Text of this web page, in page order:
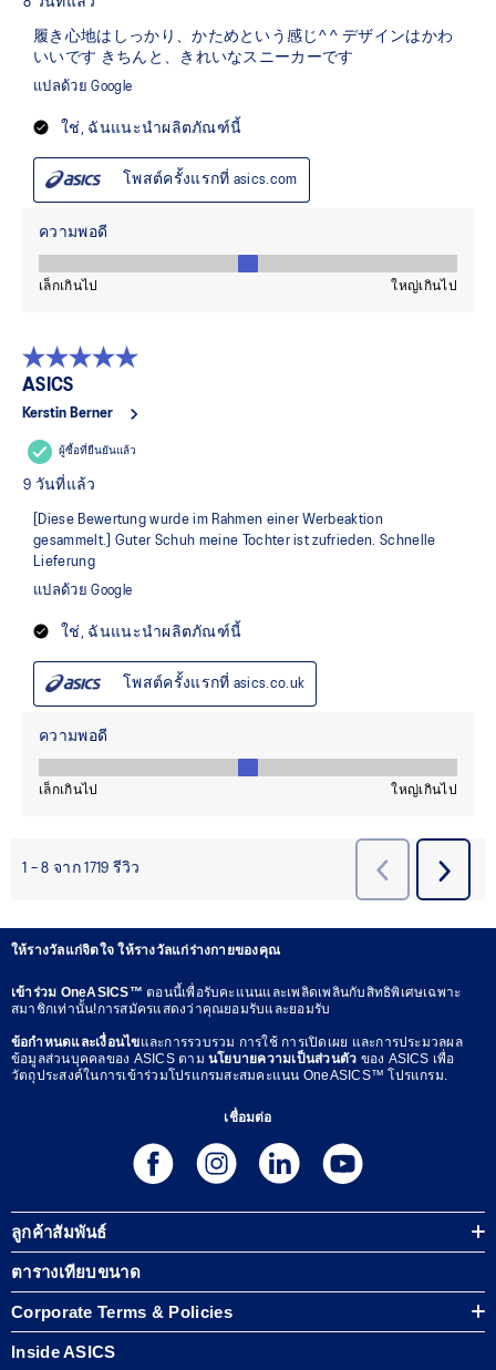
ให้รางวัลแก่จิตใจ ให้รางวัลแก่ร่างกายของคุณ
เข้าร่วม OneASICS™ตอนนี้เพื่อรับคะแนนและเพลิดเพลินกับสิทธิพิเศษเฉพาะ
สมาชิกเท่านั้น!การสมัครแสดงว่าคุณยอมรับและยอมรับ
ข้อกำหนดและเงื่อนไขและการรวบรวม การใช้ การเปิดเผย และการประมวลผล
ข้อมูลส่วนบุคคลของ ASICS ตาม นโยบายความเป็นส่วนตัว ของ ASICS เพื่อ
วัตถุประสงค์ในการเข้าร่วมโปรแกรมสะสมคะแนน OneASICS™ โปรแกรม.
เชื่อมต่อ
ลูกค้าสัมพันธ์
ตารางเทียบขนาด
Corporate Terms & Policies
Inside ASICS